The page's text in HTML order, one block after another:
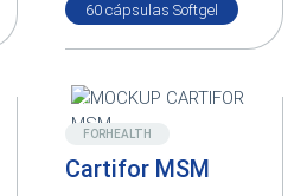
60 cápsulas Softgel
Destaque
FORHEALTH
Cartifor MSM